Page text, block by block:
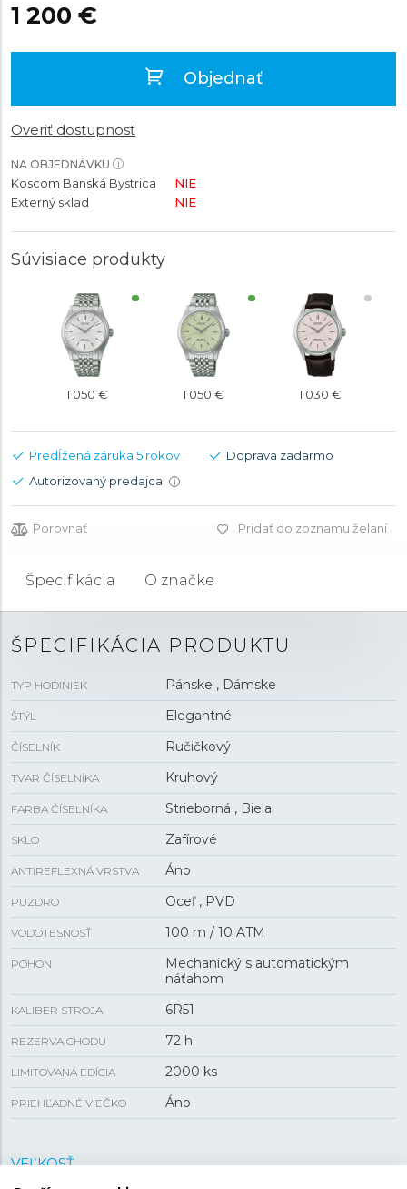
1 200 €
Objednať
Overiť dostupnosť
NA OBJEDNÁVKU
Koscom Banská Bystrica
NIE
Externý sklad
NIE
Súvisiace produkty
1 050 € 1 050 € 1 030 €
Predĺžená záruka 5 rokov
Doprava zadarmo
Autorizovaný predajca
i
Porovnať Pridať do zoznamu želaní
Špecifikácia O značke
ŠPECIFIKÁCIA PRODUKTU
TYP HODINIEK Pánske , Dámske
ŠTÝL Elegantné
ČÍSELNÍK Ručičkový
TVAR ČÍSELNÍKA Kruhový
FARBA ČÍSELNÍKA Strieborná , Biela
SKLO Zafírové
ANTIREFLEXNÁ VRSTVA Áno
PUZDRO Oceľ , PVD
VODOTESNOSŤ 100 m / 10 ATM
POHON
Mechanický s automatickým
náťahom
KALIBER STROJA 6R51
REZERVA CHODU 72 h
LIMITOVANÁ EDÍCIA 2000 ks
PRIEHĽADNÉ VIEČKO Áno
VEĽKOSŤ